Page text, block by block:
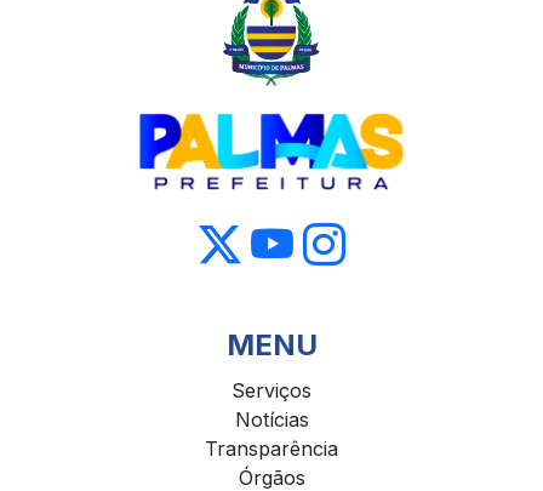
MENU
Serviços
Notícias
Transparência
Órgãos